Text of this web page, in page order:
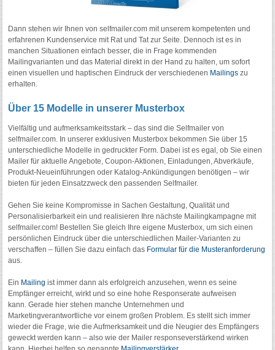
Dann stehen wir Ihnen von selfmailer.com mit unserem kompetenten und
erfahrenen Kundenservice mit Rat und Tat zur Seite. Dennoch ist es in
manchen Situationen einfach besser, die in Frage kommenden
Mailingvarianten und das Material direkt in der Hand zu halten, um sofort
einen visuellen und haptischen Eindruck der verschiedenen Mailings zu
erhalten.
Über 15 Modelle in unserer Musterbox
Vielfältig und aufmerksamkeitsstark – das sind die Selfmailer von
selfmailer.com. In unserer exklusiven Musterbox bekommen Sie über 15
unterschiedliche Modelle in gedruckter Form. Dabei ist es egal, ob Sie einen
Mailer für aktuelle Angebote, Coupon-Aktionen, Einladungen, Abverkäufe,
Produkt-Neueinführungen oder Katalog-Ankündigungen benötigen – wir
bieten für jeden Einsatzzweck den passenden Selfmailer.
Gehen Sie keine Kompromisse in Sachen Gestaltung, Qualität und
Personalisierbarkeit ein und realisieren Ihre nächste Mailingkampagne mit
selfmailer.com! Bestellen Sie gleich Ihre eigene Musterbox, um sich einen
persönlichen Eindruck über die unterschiedlichen Mailer-Varianten zu
verschaffen – füllen Sie dazu einfach das Formular für die Musteranforderung
aus.
Ein Mailing ist immer dann als erfolgreich anzusehen, wenn es seine
Empfänger erreicht, wirkt und so eine hohe Responserate aufweisen
kann. Gerade hier stehen manche Unternehmen und
Marketingverantwortliche vor einem großen Problem. Es stellt sich immer
wieder die Frage, wie die Aufmerksamkeit und die Neugier des Empfängers
geweckt werden kann – also wie der Mailer responseverstärkend wirken